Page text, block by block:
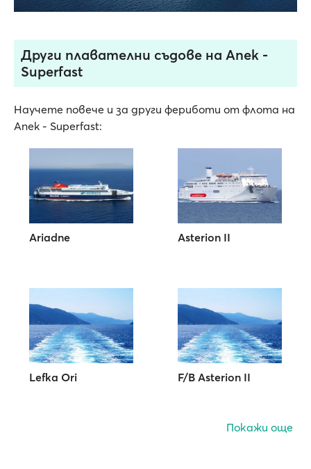
Други плавателни съдове на Anek -
Superfast
Научете повече и за други фериботи от флота на
Anek - Superfast:
Ariadne Asterion II
Lefka Ori F/B Asterion II
Покажи още